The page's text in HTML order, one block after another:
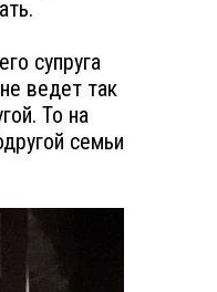
супруга
ведет так
То на
семьи